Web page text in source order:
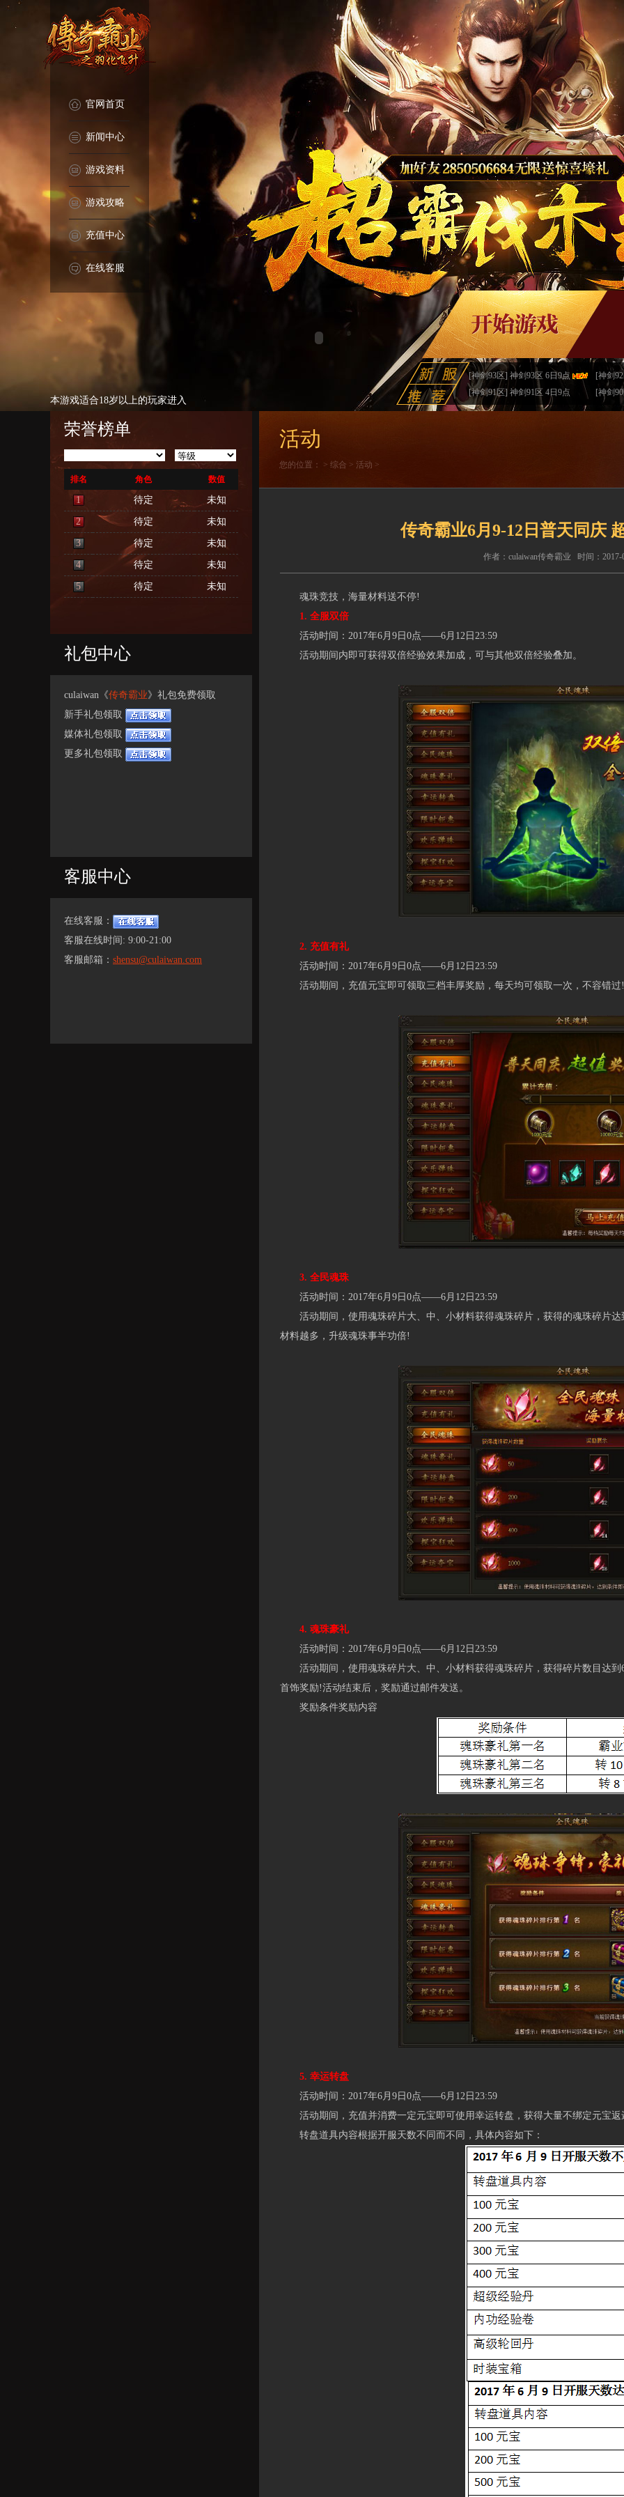
官网首页
新闻中心
游戏资料
游戏攻略
充值中心
在线客服
[神剑93区] 神剑93区 6日9点
[神剑
[神剑91区] 神剑91区 4日9点
[神剑
本游戏适合18岁以上的玩家进入
荣誉榜单
排名 角色 数值
1 待定 未知
2 待定 未知
3 待定 未知
4 待定 未知
5 待定 未知
礼包中心
culaiwan《传奇霸业》礼包免费领取
新手礼包领取
媒体礼包领取
更多礼包领取
客服中心
在线客服：
客服在线时间: 9:00-21:00
客服邮箱： shensu@culaiwan.com
活动
您的位置： > 综合 > 活动 >
传奇霸业6月9-12日普天同庆
作者：culaiwan传奇霸业 时间：2017-
魂珠竞技，海量材料送不停!
1. 全服双倍
活动时间：2017年6月9日0点——6月12日23:59
活动期间内即可获得双倍经验效果加成，可与其他双倍经验叠加。
2. 充值有礼
活动时间：2017年6月9日0点——6月12日23:59
活动期间，充值元宝即可领取三档丰厚奖励，每天均可领取一次，不容错过!
3. 全民魂珠
活动时间：2017年6月9日0点——6月12日23:59
活动期间，使用魂珠碎片大、中、小材料获得魂珠碎片，获得的魂珠碎片达
材料越多，升级魂珠事半功倍!
4. 魂珠豪礼
活动时间：2017年6月9日0点——6月12日23:59
活动期间，使用魂珠碎片大、中、小材料获得魂珠碎片，获得碎片数目达到
首饰奖励!活动结束后，奖励通过邮件发送。
奖励条件奖励内容
5. 幸运转盘
活动时间：2017年6月9日0点——6月12日23:59
活动期间，充值并消费一定元宝即可使用幸运转盘，获得大量不绑定元宝返
转盘道具内容根据开服天数不同而不同，具体内容如下：